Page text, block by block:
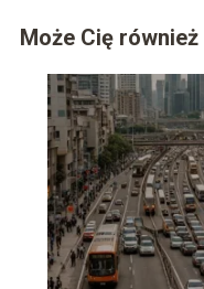
Może Cię